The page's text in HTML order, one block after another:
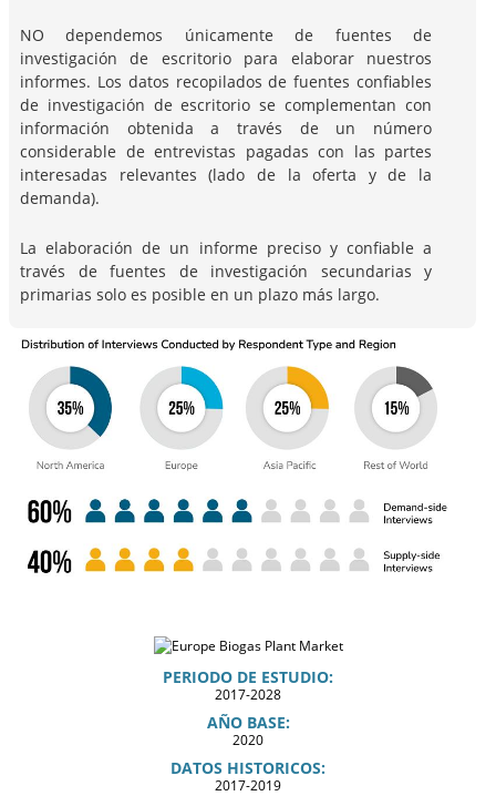
NO dependemos únicamente de fuentes de
investigación de escritorio para elaborar nuestros
informes. Los datos recopilados de fuentes confiables
de investigación de escritorio se complementan con
información obtenida a través de un número
considerable de entrevistas pagadas con las partes
interesadas relevantes (lado de la oferta y de la
demanda).
La elaboración de un informe preciso y confiable a
través de fuentes de investigación secundarias y
primarias solo es posible en un plazo más largo.
PERIODO DE ESTUDIO:
2017-2028
AÑO BASE:
2020
DATOS HISTORICOS:
2017-2019